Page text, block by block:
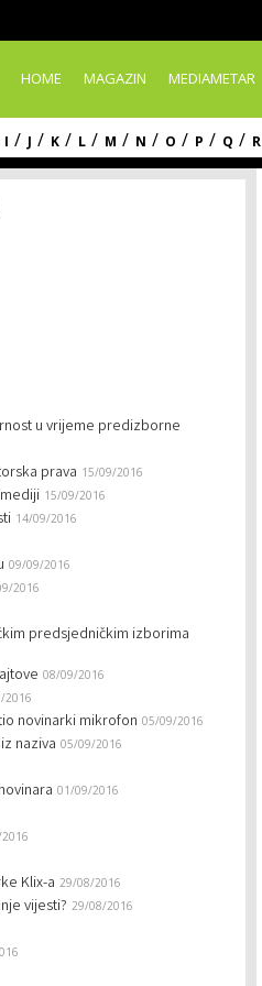
content
HOME MAGAZIN MEDIAMETAR
I / J / K / L / M / N / O / P / Q / R
u vrijeme predizborne
prava 15/09/2016
15/09/2016
14/09/2016
09/09/2016
2016
predsjedničkim izborima
08/09/2016
2016
novinarki mikrofon 05/09/2016
naziva 05/09/2016
01/09/2016
Klix-a 29/08/2016
vijesti? 29/08/2016